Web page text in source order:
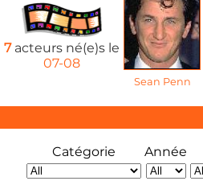
7acteurs né(e)s le
07-08
Sean Penn
Catégorie Année